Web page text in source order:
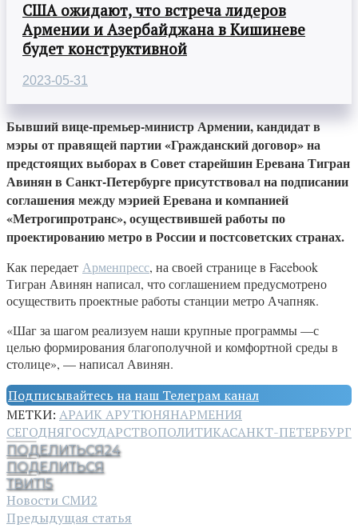
США ожидают, что встреча лидеров
Армении и Азербайджана в Кишиневе
будет конструктивной
2023-05-31
Бывший вице-премьер-министр Армении, кандидат в
мэры от правящей партии «Гражданский договор» на
предстоящих выборах в Совет старейшин Еревана Тигран
Авинян в Санкт-Петербурге присутствовал на подписании
соглашения между мэрией Еревана и компанией
«Метрогипротранс», осуществившей работы по
проектированию метро в России и постсоветских странах.
Как передает Арменпресс, на своей странице в Facebook
Тигран Авинян написал, что соглашением предусмотрено
осуществить проектные работы станции метро Ачапняк.
«Шаг за шагом реализуем наши крупные программы —с
целью формирования благополучной и комфортной среды в
столице», — написал Авинян.
Подписывайтесь на наш Телеграм канал
МЕТКИ: АРАИК АРУТЮНЯНАРМЕНИЯ
СЕГОДНЯГОСУДАРСТВОПОЛИТИКАСАНКТ-ПЕТЕРБУРГ
ПОДЕЛИТЬСЯ24
ПОДЕЛИТЬСЯ
ТВИТ15
Новости СМИ2
Предыдущая статья